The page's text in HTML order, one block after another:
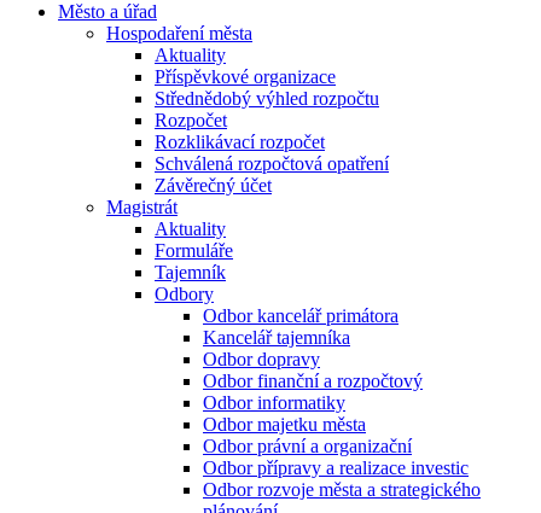
Město a úřad
Hospodaření města
Aktuality
Příspěvkové organizace
Střednědobý výhled rozpočtu
Rozpočet
Rozklikávací rozpočet
Schválená rozpočtová opatření
Závěrečný účet
Magistrát
Aktuality
Formuláře
Tajemník
Odbory
Odbor kancelář primátora
Kancelář tajemníka
Odbor dopravy
Odbor finanční a rozpočtový
Odbor informatiky
Odbor majetku města
Odbor právní a organizační
Odbor přípravy a realizace investic
Odbor rozvoje města a strategického